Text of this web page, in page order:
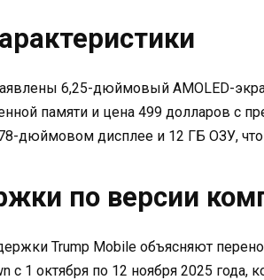
6,25-дюймовый AMOLED-
памяти и цена 499 долларов с
дюймовом дисплее и 12 ГБ ОЗУ,
по версии
Trump Mobile объясняют
с 1 октября по 12 ноября 2025 года,